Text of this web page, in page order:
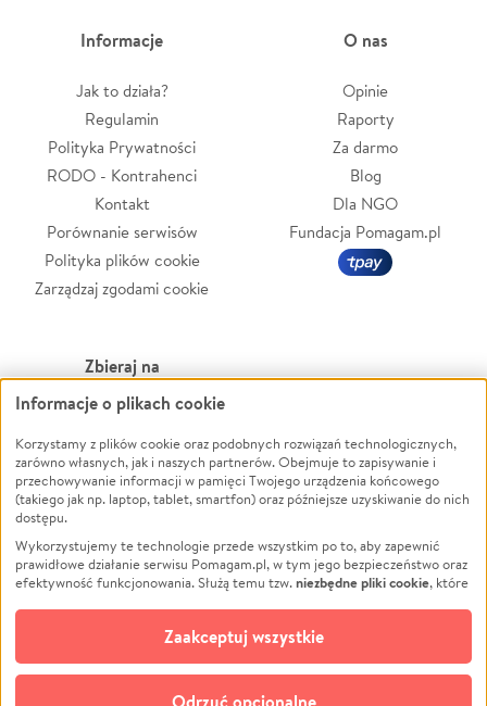
Informacje
Jak to działa?
Regulamin
Polityka Prywatności
RODO - Kontrahenci
Kontakt
Porównanie serwisów
Polityka plików cookie
Zarządzaj zgodami cookie
O nas
Opinie
Raporty
Za darmo
Blog
Dla NGO
Fundacja Pomagam.pl
Zbieraj na
Leczenie
Zwierzęta
Pożar
Ukraina
Pomoc Finansowa
Projekty
Pogrzeb
Społeczność lokalna
Kultura
Powódź
Wichura
NGO
Edukacja
Podróż
Impreza
Ochrona środowiska
Biznes
Informacje o plikach cookie
Korzystamy z plików cookie oraz podobnych rozwiązań technologicznych,
zarówno własnych, jak i naszych partnerów. Obejmuje to zapisywanie i
przechowywanie informacji w pamięci Twojego urządzenia końcowego
(takiego jak np. laptop, tablet, smartfon) oraz późniejsze uzyskiwanie do nich
dostępu.
Wykorzystujemy te technologie przede wszystkim po to, aby zapewnić
prawidłowe działanie serwisu Pomagam.pl, w tym jego bezpieczeństwo oraz
efektywność funkcjonowania. Służą temu tzw.niezbędne pliki cookie, które
opcjonalnych plików cookie
technologii do celów analitycznych i retargetingowych. Możesz wyrazić
zgodę na ich stosowanie lub jej odmówić. W dowolnym momencie masz
możliwość zmiany swoich preferencji na stronie „Zarządzaj zgodami cookie”,
Zaakceptuj wszystkie